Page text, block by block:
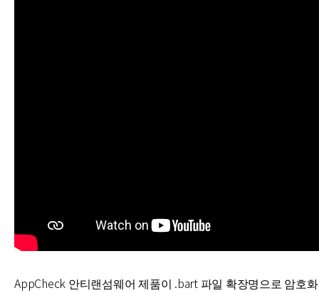
AppCheck 안티랜섬웨어 제품이 .bart 파일 확장명으로 암호